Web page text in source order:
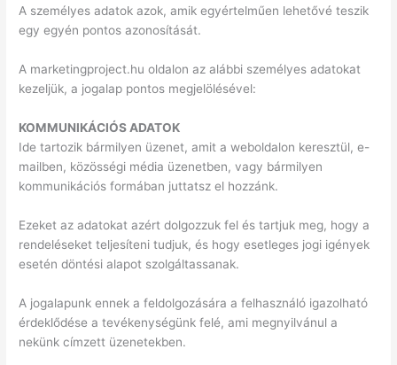
A személyes adatok azok, amik egyértelműen lehetővé teszik
egy egyén pontos azonosítását.
A marketingproject.hu oldalon az alábbi személyes adatokat
kezeljük, a jogalap pontos megjelölésével:
KOMMUNIKÁCIÓS ADATOK
Ide tartozik bármilyen üzenet, amit a weboldalon keresztül, e-
mailben, közösségi média üzenetben, vagy bármilyen
kommunikációs formában juttatsz el hozzánk.
Ezeket az adatokat azért dolgozzuk fel és tartjuk meg, hogy a
rendeléseket teljesíteni tudjuk, és hogy esetleges jogi igények
esetén döntési alapot szolgáltassanak.
A jogalapunk ennek a feldolgozására a felhasználó igazolható
érdeklődése a tevékenységünk felé, ami megnyilvánul a
nekünk címzett üzenetekben.